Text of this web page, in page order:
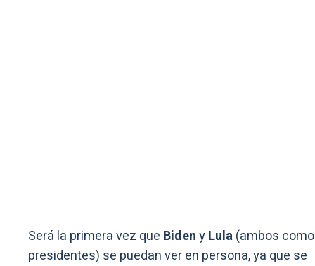
Será la primera vez que BidenyLula(ambos como
presidentes) se puedan ver en persona, ya que se